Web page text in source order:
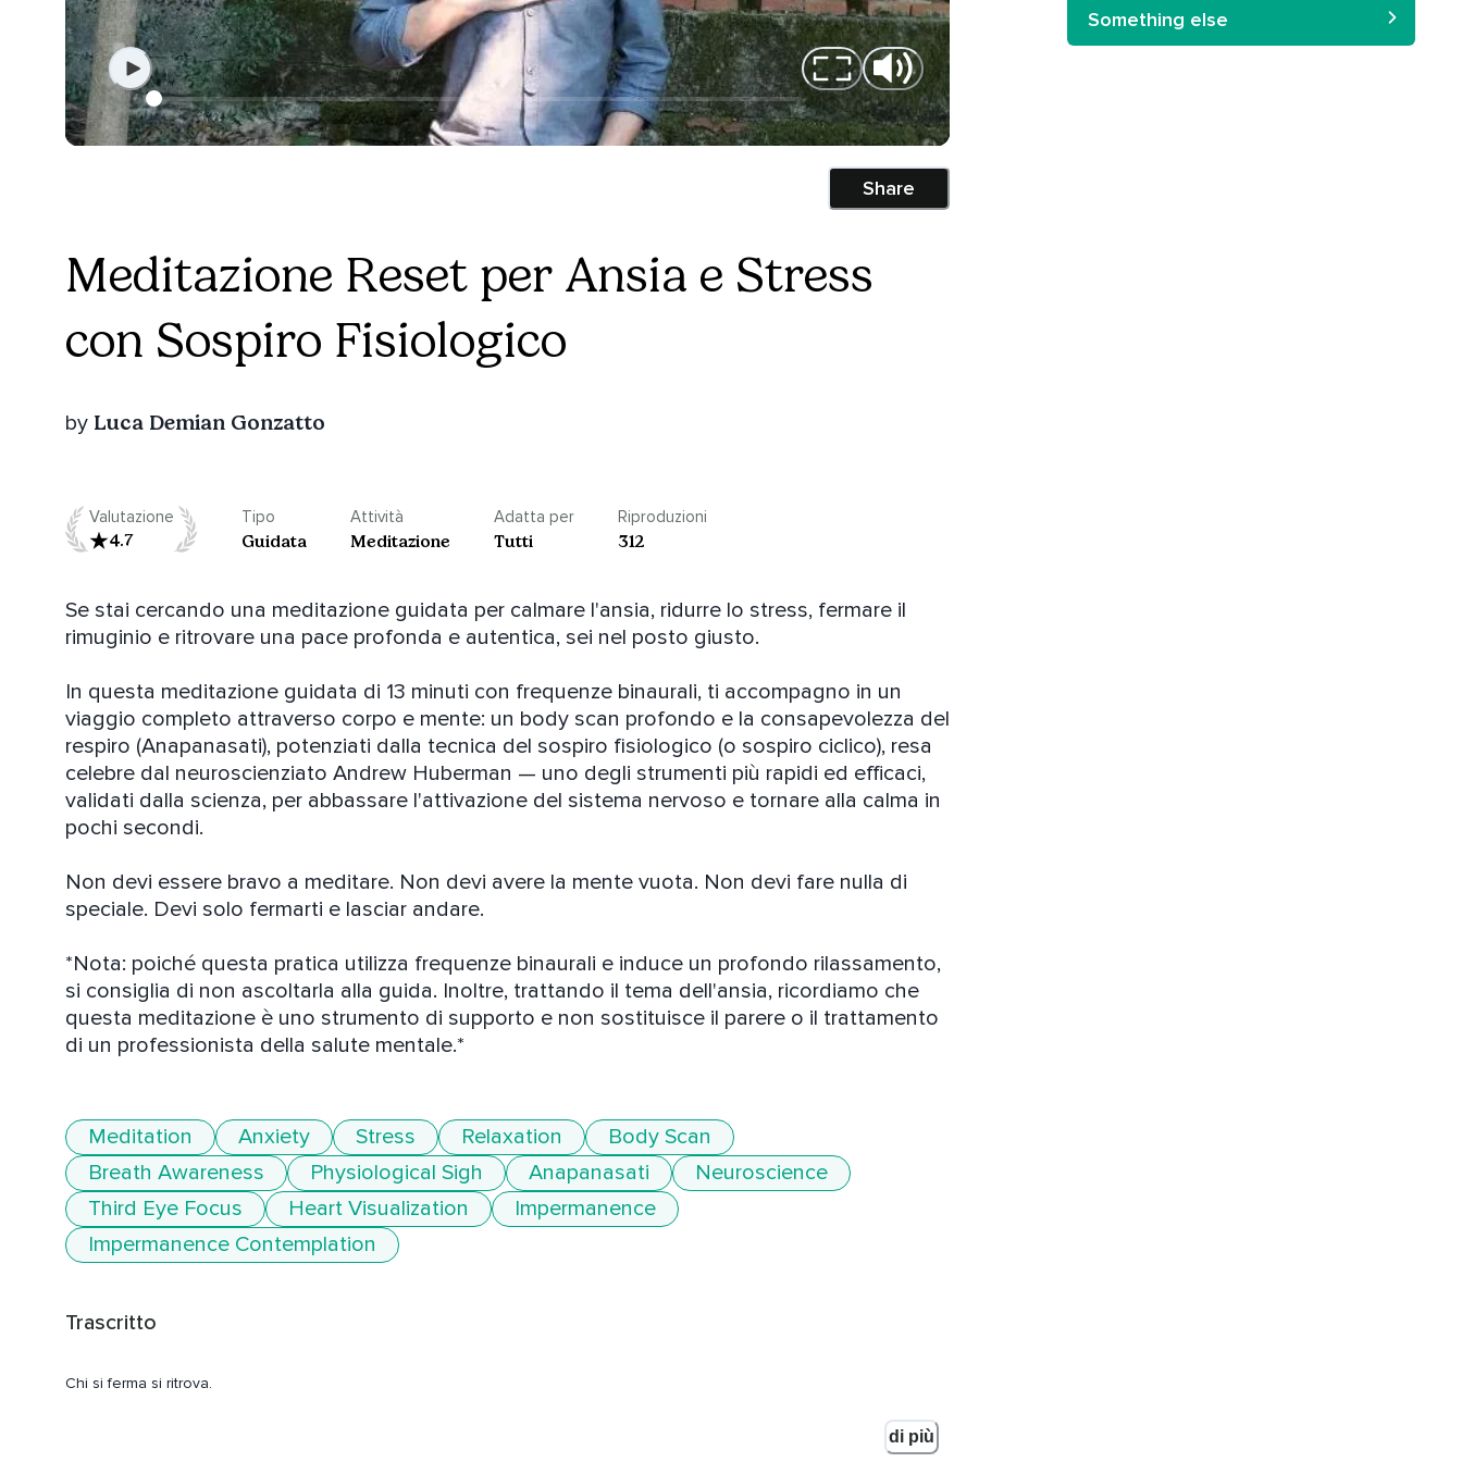
Share
Meditazione Reset per Ansia e Stress
con Sospiro Fisiologico
by Luca Demian Gonzatto
Valutazione
4.7
Tipo
Guidata
Attività
Meditazione
Adatta per
Tutti
Riproduzioni
312
Se stai cercando una meditazione guidata per calmare l'ansia, ridurre lo stress, fermare il
rimuginio e ritrovare una pace profonda e autentica, sei nel posto giusto.
In questa meditazione guidata di 13 minuti con frequenze binaurali, ti accompagno in un
viaggio completo attraverso corpo e mente: un body scan profondo e la consapevolezza del
respiro (Anapanasati), potenziati dalla tecnica del sospiro fisiologico (o sospiro ciclico), resa
celebre dal neuroscienziato Andrew Huberman — uno degli strumenti più rapidi ed efficaci,
validati dalla scienza, per abbassare l'attivazione del sistema nervoso e tornare alla calma in
pochi secondi.
Non devi essere bravo a meditare. Non devi avere la mente vuota. Non devi fare nulla di
speciale. Devi solo fermarti e lasciar andare.
*Nota: poiché questa pratica utilizza frequenze binaurali e induce un profondo rilassamento,
si consiglia di non ascoltarla alla guida. Inoltre, trattando il tema dell'ansia, ricordiamo che
questa meditazione è uno strumento di supporto e non sostituisce il parere o il trattamento
di un professionista della salute mentale.*
Meditation Anxiety Stress Relaxation
Body Scan
Breath Awareness
Physiological Sigh Anapanasati
Neuroscience
Third Eye Focus
Heart Visualization
Impermanence
Impermanence Contemplation
Trascritto
Chi si ferma si ritrova.
di più
Something else